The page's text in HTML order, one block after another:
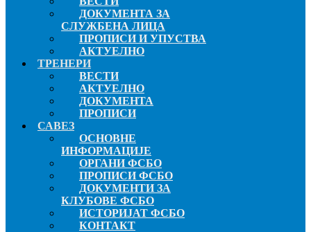
ДОКУМЕНТА ЗА
СЛУЖБЕНА ЛИЦА
ПРОПИСИ И УПУСТВА
АКТУЕЛНО
ТРЕНЕРИ
ВЕСТИ
АКТУЕЛНО
ДОКУМЕНТА
ПРОПИСИ
САВЕЗ
ОСНОВНЕ
ИНФОРМАЦИЈЕ
ОРГАНИ ФСБО
ПРОПИСИ ФСБО
ДОКУМЕНТИ ЗА
КЛУБОВЕ ФСБО
ИСТОРИЈАТ ФСБО
КОНТАКТ